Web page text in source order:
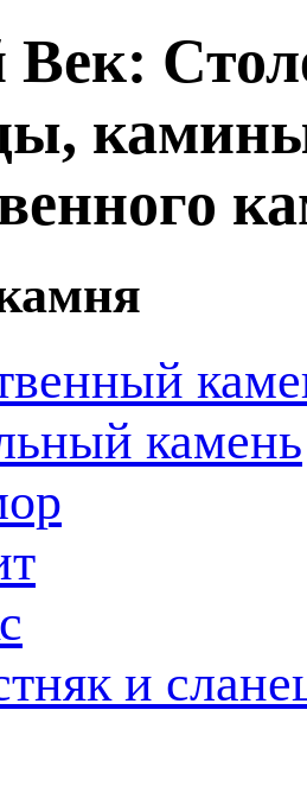
Век:
камень
и